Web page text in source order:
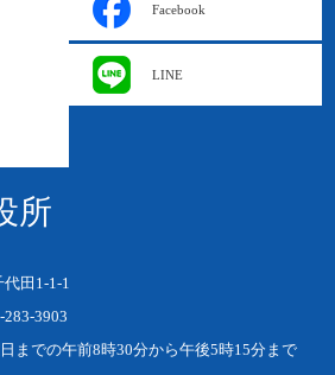
Facebook
LINE
所
田1-1-1
283-3903
までの午前8時30分から午後5時15分まで